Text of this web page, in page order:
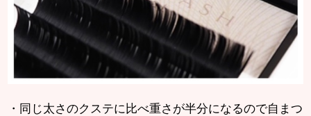
・同じ太さのクステに比べ重さが半分になるので自まつ